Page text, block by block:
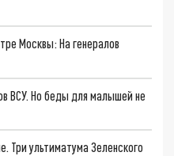
Москвы: На генералов
ВСУ. Но беды для малышей не
Три ультиматума Зеленского